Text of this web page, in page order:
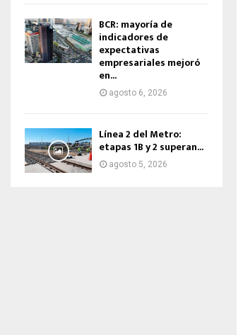
BCR: mayoría de
indicadores de
expectativas
empresariales mejoró
en...
agosto 6, 2026
Línea 2 del Metro:
etapas 1B y 2 superan...
agosto 5, 2026